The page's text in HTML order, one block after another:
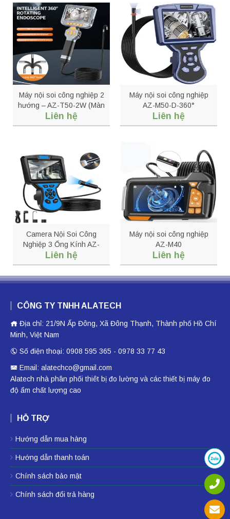
Máy nội soi công nghiệp 2
hướng – AZ-T50-2W (Màn
hình IPS 5 inch, Full HD
1080P)
Liên hệ
Máy nội soi công nghiệp
AZ-M50-D-360°
Liên hệ
Camera Nội Soi Công
Nghiệp 3 Ống Kính AZ-
M50-T
Liên hệ
Máy nội soi công nghiệp
AZ-M40
Liên hệ
CÔNG TY TNHH ALATECH
Địa chỉ: 21/9N Ấp Đông, Xã Đông Thạnh, Thành phố Hồ Chí
Minh, Việt Nam
Số điện thoại: 0908 595 365 - 0978 33 77 43
Email: alatechco@gmail.com
Alatech nhà phân phối thiêt bị đo lường và các thiết bị máy đo
độ ẩm chất lượng cao
HỖ TRỢ
Hướng dẫn mua hàng
Hướng dẫn thanh toán
Chính sách bảo mật
Chính sách đổi trả hàng